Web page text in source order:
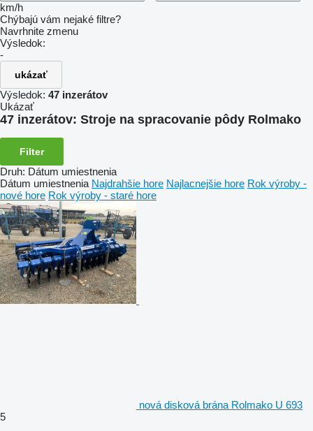
km/h
Chýbajú vám nejaké filtre?
Navrhnite zmenu
Výsledok:
-
ukázať
Výsledok: 47 inzerátov
Ukázať
47 inzerátov: Stroje na spracovanie pôdy Rolmako
Filter
Druh: Dátum umiestnenia
Dátum umiestnenia Najdrahšie hore Najlacnejšie hore Rok výroby -
nové hore Rok výroby - staré hore
nová disková brána Rolmako U 693
5